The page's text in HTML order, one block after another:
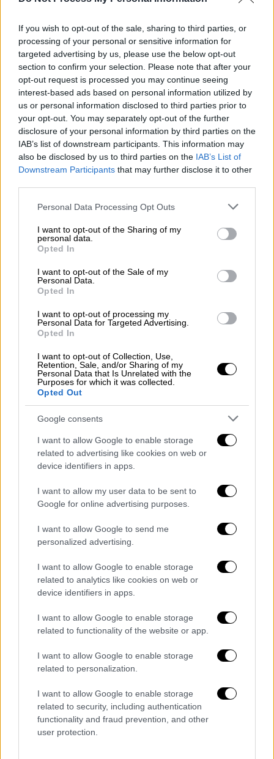
If you wish to opt-out of the sale, sharing to third parties, or
processing of your personal or sensitive information for
targeted advertising by us, please use the below opt-out
section to confirm your selection. Please note that after your
opt-out request is processed you may continue seeing
interest-based ads based on personal information utilized by
us or personal information disclosed to third parties prior to
your opt-out. You may separately opt-out of the further
disclosure of your personal information by third parties on the
IAB’s list of downstream participants. This information may
also be disclosed by us to third parties on the IAB’s List of
Downstream Participants that may further disclose it to other
Please note that this website/app uses one or more Google
not limited to your visit or usage behaviour. You may click to
grant or deny consent to Google and its third-party tags to
use your data for below specified purposes in below Google
consent section.
Personal Data Processing Opt Outs
I want to opt-out of the Sharing of my
personal data.
Opted In
I want to opt-out of the Sale of my
Personal Data.
Opted In
I want to opt-out of processing my
Personal Data for Targeted Advertising.
Opted In
I want to opt-out of Collection, Use,
Retention, Sale, and/or Sharing of my
Personal Data that Is Unrelated with the
Purposes for which it was collected.
Opted Out
Google consents
I want to allow Google to enable storage
related to advertising like cookies on web or
device identifiers in apps.
I want to allow my user data to be sent to
Google for online advertising purposes.
I want to allow Google to send me
personalized advertising.
I want to allow Google to enable storage
related to analytics like cookies on web or
device identifiers in apps.
I want to allow Google to enable storage
related to functionality of the website or app.
I want to allow Google to enable storage
related to personalization.
I want to allow Google to enable storage
related to security, including authentication
functionality and fraud prevention, and other
user protection.
OPEN TV, στο όχημα του άνδρα εντοπίστηκε
εύφλεκτο υλικό και φωτοβολίδες, ενώ αυτή
την ώρα εξετάζεται αν θα σχηματιστεί σε
βάρος τουδικογραφία.
Η φωτιά που ξέσπασε το βράδυ της
Τετάρτης στη θέση Λεύκη της Σκάλας
Ποταμιάς,έκαψε εκατοντάδες στρέμματα
πευκοδάσους και θαμνώδους έκτασης. Οι
τοπικοί φορείς θεωρούν ότι χάρη στην
μέσων πυρόσβεσης αλλά και των ευνοϊκών
καιρικών συνθηκών, η φωτιά δεν
εξαπλώθηκε περισσότερο σε
video
Αξίζει να τονιστεί ότι περισσότεροι
εθελοντές,από τα ξημερώματα της Πέμπτης,
με τη συνδρομή σκαπτικών μηχανημάτων
δημιούργησαναντιπυρική ζώνηστο
ανατολικό και βορειοδυτικό μέτωπο της
φωτιάς σε μια προσπάθεια οριοθέτησής της.
επιχειρήσεωνεστίασηςτου νησιού που
χορηγούσαν φαγητό και νερό σε όσους
συμμετείχαν στην κατάσβεση της πυρκαγιάς.
Εν τω μεταξύ, σύμφωνα μεανακοίνωσητου
έχει ενεργοποιηθεί στο νησί Κλιμάκιο
Αντιμετώπισης Εγκλημάτων Εμπρησμού
(ΚΑΕΕ), αποτελούμενο από ανακριτικούς
υπαλλήλους του Πυροσβεστικού Σώματος,
ενώ μεταβαίνει στη Θάσο και έτερο κλιμάκιο
της Διεύθυνσης Αντιμετώπισης Εγκλημάτων